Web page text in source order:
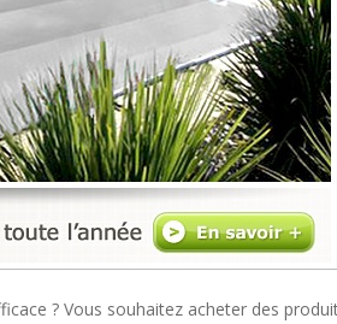
? Vous souhaitez acheter des